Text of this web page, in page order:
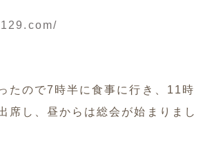
たので7時半に食事に行き、11時
席し、昼からは総会が始まりまし